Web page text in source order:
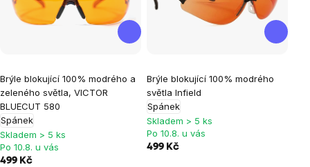
Brýle blokující 100% modrého a
zeleného světla, VICTOR
BLUECUT 580
Spánek
hodnocení
produktu
je
4,8
z
Skladem > 5 ks
Po 10.8. u vás
499 Kč
Brýle blokující 100% modrého
světla Infield
Spánek
hodnocení
produktu
je
4,8
z
Skladem > 5 ks
Po 10.8. u vás
499 Kč